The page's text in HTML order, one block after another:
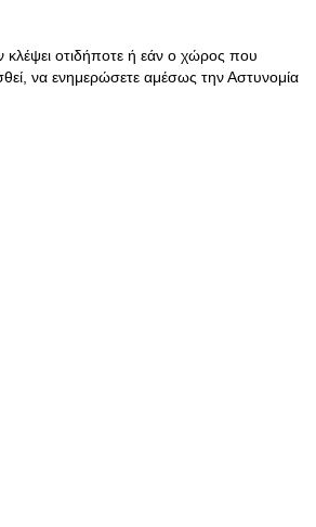
κλέψει οτιδήποτε ή εάν ο χώρος που
να ενημερώσετε αμέσως την Αστυνομία